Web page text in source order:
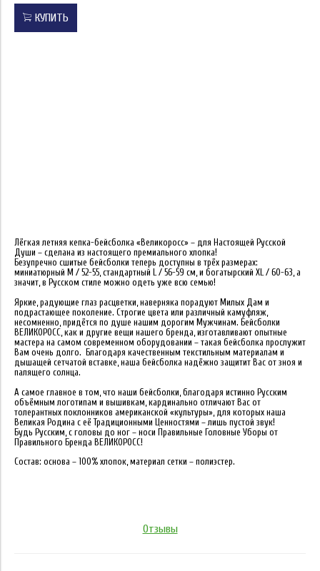
КУПИТЬ
Лёгкая летняя кепка-бейсболка «Великоросс» – для Настоящей Русской
Души – сделана из настоящего премиального хлопка!
Безупречно сшитые бейсболки теперь доступны в трёх размерах:
миниатюрный M / 52-55, стандартный L / 56-59 см, и богатырский XL / 60-63, а
значит, в Русском стиле можно одеть уже всю семью!
Яркие, радующие глаз расцветки, наверняка порадуют Милых Дам и
подрастающее поколение. Строгие цвета или различный камуфляж,
несомненно, придётся по душе нашим дорогим Мужчинам. Бейсболки
ВЕЛИКОРОСС, как и другие вещи нашего бренда, изготавливают опытные
мастера на самом современном оборудовании – такая бейсболка прослужит
Вам очень долго. Благодаря качественным текстильным материалам и
дышащей сетчатой вставке, наша бейсболка надёжно защитит Вас от зноя и
палящего солнца.
А самое главное в том, что наши бейсболки, благодаря истинно Русским
объёмным логотипам и вышивкам, кардинально отличают Вас от
толерантных поклонников американской «культуры», для которых наша
Великая Родина с её Традиционными Ценностями – лишь пустой звук!
Будь Русским, с головы до ног – носи Правильные Головные Уборы от
Правильного Бренда ВЕЛИКОРОСС!
Состав: основа – 100% хлопок, материал сетки – полиэстер.
Отзывы